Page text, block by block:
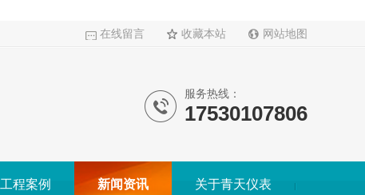
在线留言 收藏本站 网站地图
服务热线：
17530107806
工程案例 新闻资讯 关于青天仪表